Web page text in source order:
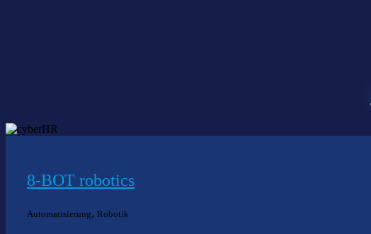
8-BOT robotics
Automatisierung, Robotik